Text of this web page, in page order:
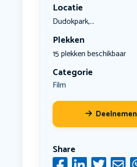
Locatie
Dudokpark,...
Plekken
15 plekken beschikbaar
Categorie
Film
Deelnemen
Share